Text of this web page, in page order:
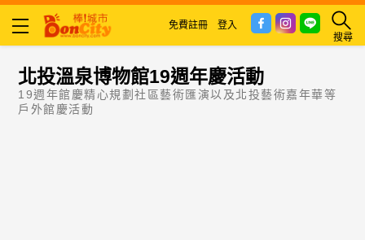
搜尋
免費註冊 登入
北投溫泉博物館19週年慶活動
19週年館慶精心規劃社區藝術匯演以及北投藝術嘉年華等
戶外館慶活動